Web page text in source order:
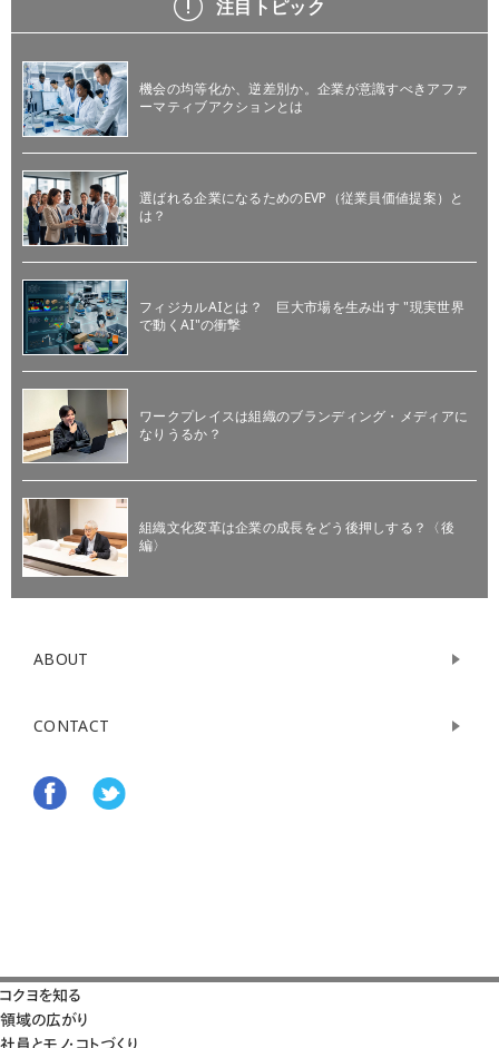
注目トピック
機会の均等化か、逆差別か。企業が意識すべきアファ
ーマティブアクションとは
選ばれる企業になるためのEVP（従業員価値提案）と
は？
フィジカルAIとは？ 巨大市場を生み出す "現実世界
で動くAI"の衝撃
ワークプレイスは組織のブランディング・メディアに
なりうるか？
組織文化変革は企業の成長をどう後押しする？〈後
編〉
ABOUT
CONTACT
コクヨを知る
領域の広がり